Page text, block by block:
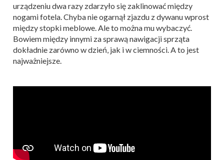
urządzeniu dwa razy zdarzyło się zaklinować między
nogami fotela. Chyba nie ogarnął zjazdu z dywanu wprost
między stopki meblowe. Ale to można mu wybaczyć.
Bowiem między innymi za sprawą nawigacji sprząta
dokładnie zarówno w dzień, jak i w ciemności. A to jest
najważniejsze.